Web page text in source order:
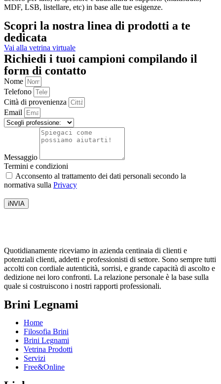
MDF, LSB, listellare, etc) in base alle tue esigenze.
Scopri la nostra linea di prodotti a te
dedicata
Vai alla vetrina virtuale
Richiedi i tuoi campioni compilando il
form di contatto
Nome
Telefono
Città di provenienza
Email
Messaggio
Termini e condizioni
Acconsento al trattamento dei dati personali secondo la
normativa sulla Privacy
iNVIA
Quotidianamente riceviamo in azienda centinaia di clienti e
potenziali clienti, addetti e professionisti di settore. Sono sempre tutti
accolti con cordiale autenticità, sorrisi, e grande capacità di ascolto e
dedizione nei loro confronti. La relazione personale è la base sulla
quale si costruiscono i nostri rapporti professionali.
Brini Legnami
Home
Filosofia Brini
Brini Legnami
Vetrina Prodotti
Servizi
Free&Online